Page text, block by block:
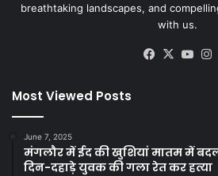
breathtaking landscapes, and
with us.
Facebook
X
Most Viewed Posts
June 7, 2025
मंगलौर में ईद की खुशियां मातम में
दिन-दहाड़े युवक की गला रेत कर हत्या